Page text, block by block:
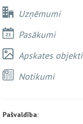
Uzņēmumi
Pasākumi
Apskates objekti
Notikumi
Pašvaldība: